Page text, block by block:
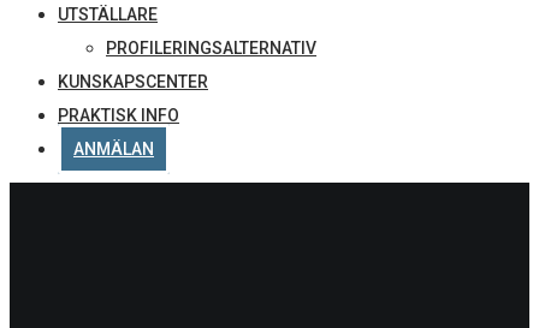
UTSTÄLLARE
PROFILERINGSALTERNATIV
KUNSKAPSCENTER
PRAKTISK INFO
ANMÄLAN